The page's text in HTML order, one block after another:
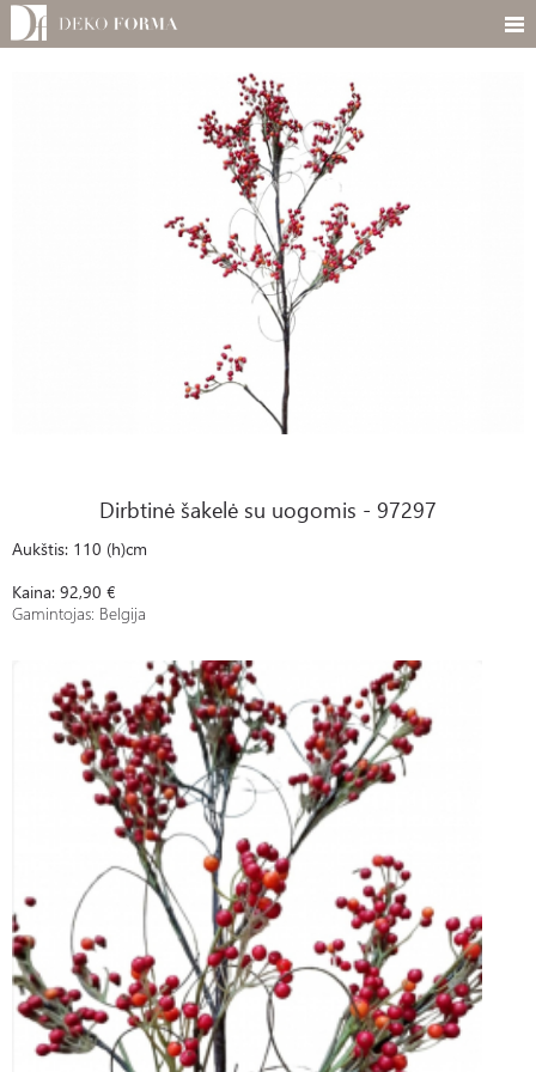
Dirbtinė šakelė su uogomis - 97297
Aukštis: 110 (h)cm
Kaina: 92,90 €
Gamintojas: Belgija